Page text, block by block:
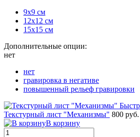
9х9 см
12х12 см
15х15 см
Дополнительные опции:
нет
нет
гравировка в негативе
повышенный рельеф гравировки
Текстурный лист "Механизмы" 800 руб.
В корзину